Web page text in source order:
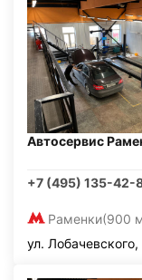
Автосервис
+7 (495) 135-42-
Раменки(900
ул. Лобачевского,